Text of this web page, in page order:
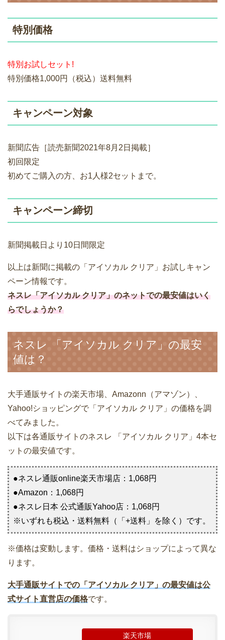
特別価格
特別お試しセット!
特別価格1,000円（税込）送料無料
キャンペーン対象
新聞広告［読売新聞2021年8月2日掲載］
初回限定
初めてご購入の方、お1人様2セットまで。
キャンペーン締切
新聞掲載日より10日間限定
以上は新聞に掲載の「アイソカル クリア」お試しキャン
ペーン情報です。
ネスレ「アイソカル クリア」のネットでの最安値はいく
らでしょうか？
ネスレ 「アイソカル クリア」の最安
値は？
大手通販サイトの楽天市場、Amazonn（アマゾン）、
Yahoo!ショッピングで「アイソカル クリア」の価格を調
べてみました。
以下は各通販サイトのネスレ 「アイソカル クリア」4本セ
ットの最安値です。
●ネスレ通販online楽天市場店：1,068円
●Amazon：1,068円
●ネスレ日本 公式通販Yahoo店：1,068円
※いずれも税込・送料無料（「+送料」を除く）です。
※価格は変動します。価格・送料はショップによって異な
ります。
大手通販サイトでの「アイソカル クリア」の最安値は公
式サイト直営店の価格です。
楽天市場